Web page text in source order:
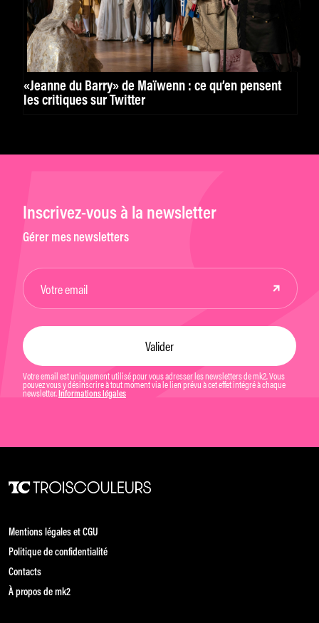
«Jeanne du Barry» de Maïwenn : ce qu’en pensent
les critiques sur Twitter
Inscrivez-vous à la newsletter
Gérer mes newsletters
Votre email est uniquement utilisé pour vous adresser les newsletters de mk2. Vous
pouvez vous y désinscrire à tout moment via le lien prévu à cet effet intégré à chaque
newsletter. Informations légales
Mentions légales et CGU
Politique de confidentialité
Contacts
À propos de mk2